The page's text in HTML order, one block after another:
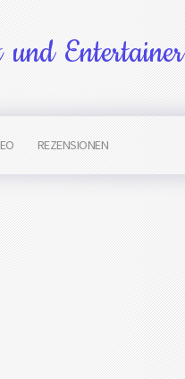
Entertainer
REZENSIONEN